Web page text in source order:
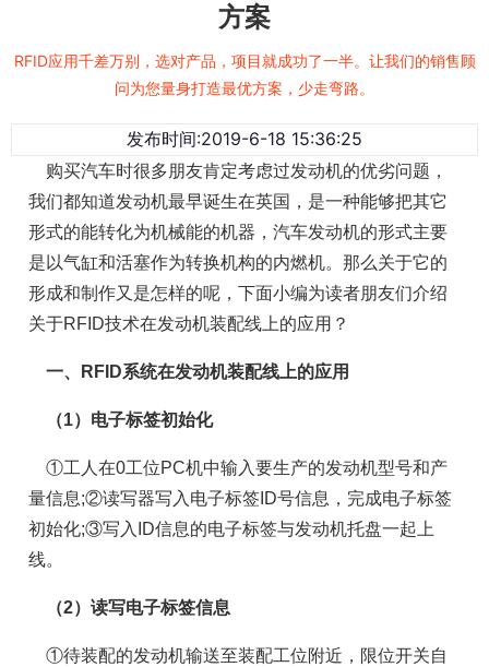
方案
RFID应用千差万别，选对产品，项目就成功了一半。让我们的销售顾
问为您量身打造最优方案，少走弯路。
发布时间:2019-6-18 15:36:25
购买汽车时很多朋友肯定考虑过发动机的优劣问题，
我们都知道发动机最早诞生在英国，是一种能够把其它
形式的能转化为机械能的机器，汽车发动机的形式主要
是以气缸和活塞作为转换机构的内燃机。那么关于它的
形成和制作又是怎样的呢，下面小编为读者朋友们介绍
关于RFID技术在发动机装配线上的应用？
一、RFID系统在发动机装配线上的应用
（1）电子标签初始化
①工人在0工位PC机中输入要生产的发动机型号和产
量信息;②读写器写入电子标签ID号信息，完成电子标签
初始化;③写入ID信息的电子标签与发动机托盘一起上
线。
（2）读写电子标签信息
①待装配的发动机输送至装配工位附近，限位开关自